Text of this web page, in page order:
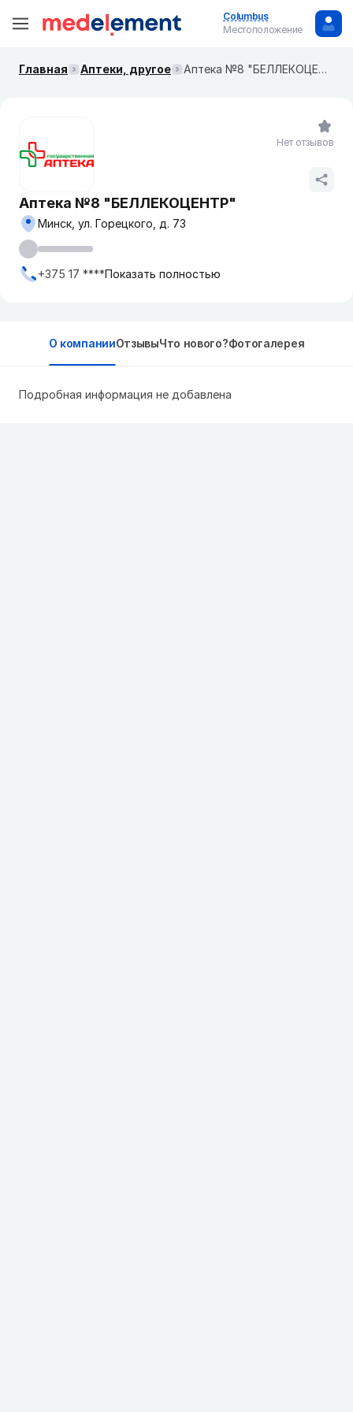
Columbus
Местоположение
Главная Аптеки, другое Аптека №8 "БЕЛЛЕКОЦЕНТР"
Аптека №8 "БЕЛЛЕКОЦЕНТР"
Минск, ул. Горецкого, д. 73
+375 17 ****Показать полностью
Нет отзывов
О компанииОтзывыЧто нового?Фотогалерея
Подробная информация не добавлена